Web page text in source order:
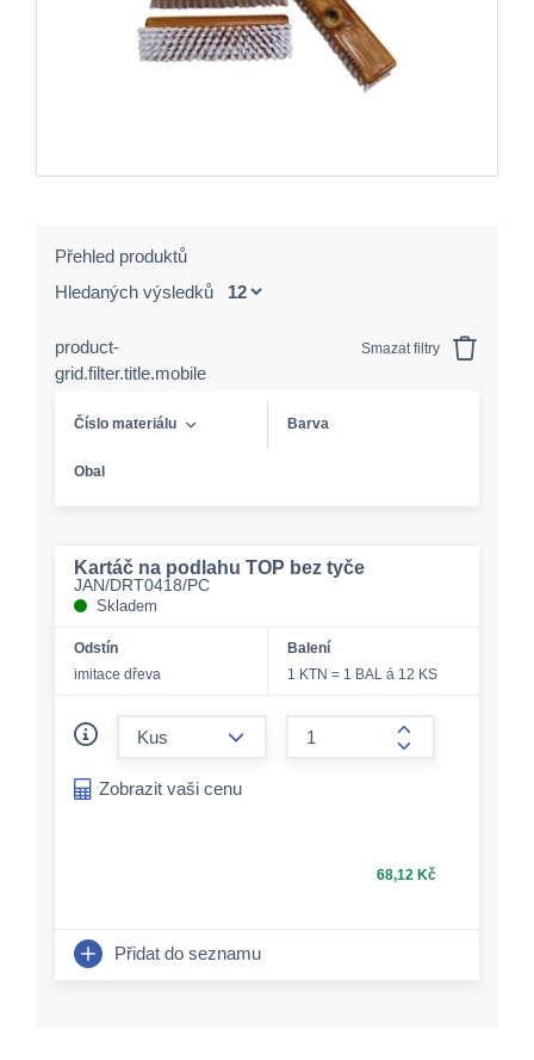
Přehled produktů
Hledaných výsledků
product-
grid.filter.title.mobile
Smazat filtry
Číslo materiálu Barva
Obal
Kartáč na podlahu TOP bez tyče
JAN/DRT0418/PC
Skladem
Odstín
imitace dřeva
Balení
1 KTN = 1 BAL á 12 KS
form.increase-
Zobrazit vaši cenu
68,12 Kč
Přidat do seznamu